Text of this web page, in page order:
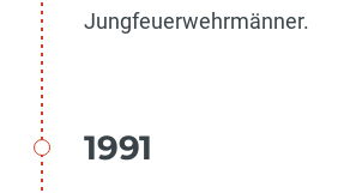
Jungfeuerwehrmänner.
1991